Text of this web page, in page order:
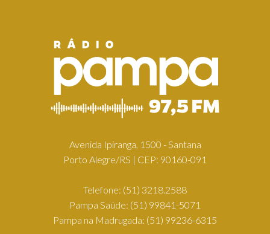
Avenida Ipiranga, 1500 - Santana
Porto Alegre/RS | CEP: 90160-091
Telefone: (51) 3218.2588
Pampa Saúde: (51) 99841-5071
Pampa na Madrugada: (51) 99236-6315